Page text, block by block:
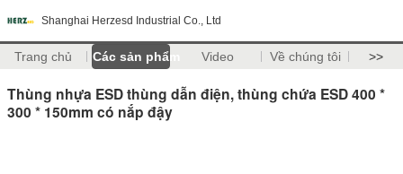
Shanghai Herzesd Industrial Co., Ltd
Trang chủ Các sản phẩm Video Về chúng tôi >>
Thùng nhựa ESD thùng dẫn điện, thùng chứa ESD 400 *
300 * 150mm có nắp đậy